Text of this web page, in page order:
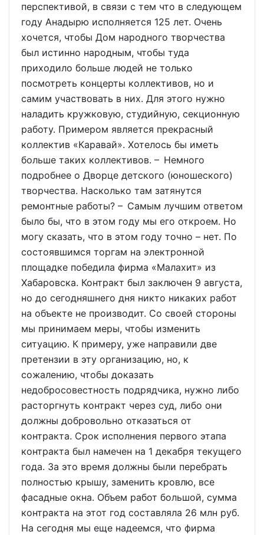
перспективой, в связи с тем что в следующем
году Анадырю исполняется 125 лет. Очень
хочется, чтобы Дом народного творчества
был истинно народным, чтобы туда
приходило больше людей не только
посмотреть концерты коллективов, но и
самим участвовать в них. Для этого нужно
наладить кружковую, студийную, секционную
работу. Примером является прекрасный
коллектив «Каравай». Хотелось бы иметь
больше таких коллективов. – Немного
подробнее о Дворце детского (юношеского)
творчества. Насколько там затянутся
ремонтные работы? – Самым лучшим ответом
было бы, что в этом году мы его откроем. Но
могу сказать, что в этом году точно – нет. По
состоявшимся торгам на электронной
площадке победила фирма «Малахит» из
Хабаровска. Контракт был заключен 9 августа,
но до сегодняшнего дня никто никаких работ
на объекте не производит. Со своей стороны
мы принимаем меры, чтобы изменить
ситуацию. К примеру, уже направили две
претензии в эту организацию, но, к
сожалению, чтобы доказать
недобросовестность подрядчика, нужно либо
расторгнуть контракт через суд, либо они
должны добровольно отказаться от
контракта. Срок исполнения первого этапа
контракта был намечен на 1 декабря текущего
года. За это время должны были перебрать
полностью крышу, заменить кровлю, все
фасадные окна. Объем работ большой, сумма
контракта на этот год составляла 26 млн руб.
На сегодня мы еще надеемся, что фирма